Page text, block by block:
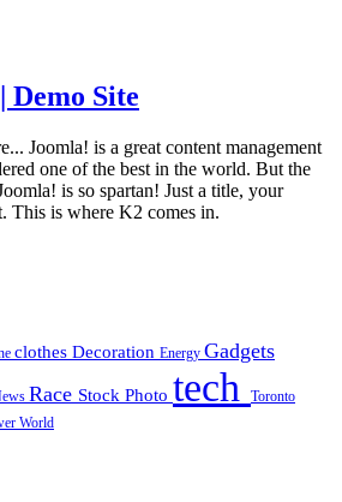
Site
Joomla! is a great content management
one of the best in the world. But the
is so spartan! Just a title, your
This is where K2 comes in.
clothes Decoration Energy Gadgets
Race Stock Photo tech Toronto
World